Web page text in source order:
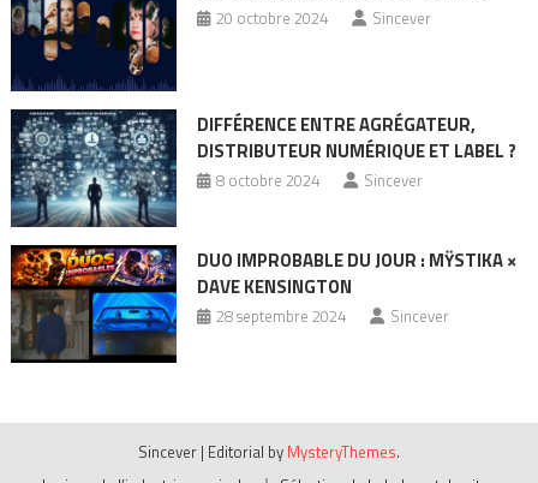
20 octobre 2024 Sincever
DIFFÉRENCE ENTRE AGRÉGATEUR,
DISTRIBUTEUR NUMÉRIQUE ET LABEL ?
8 octobre 2024 Sincever
DUO IMPROBABLE DU JOUR : MŸSTIKA ×
DAVE KENSINGTON
28 septembre 2024 Sincever
Sincever | Editorial by MysteryThemes.